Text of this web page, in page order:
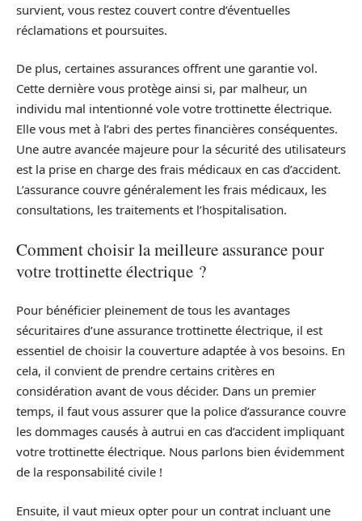
survient, vous restez couvert contre d’éventuelles
réclamations et poursuites.
De plus, certaines assurances offrent une garantie vol.
Cette dernière vous protège ainsi si, par malheur, un
individu mal intentionné vole votre trottinette électrique.
Elle vous met à l’abri des pertes financières conséquentes.
Une autre avancée majeure pour la sécurité des utilisateurs
est la prise en charge des frais médicaux en cas d’accident.
L’assurance couvre généralement les frais médicaux, les
consultations, les traitements et l’hospitalisation.
Comment choisir la meilleure assurance pour
votre trottinette électrique ?
Pour bénéficier pleinement de tous les avantages
sécuritaires d’une assurance trottinette électrique, il est
essentiel de choisir la couverture adaptée à vos besoins. En
cela, il convient de prendre certains critères en
considération avant de vous décider. Dans un premier
temps, il faut vous assurer que la police d’assurance couvre
les dommages causés à autrui en cas d’accident impliquant
votre trottinette électrique. Nous parlons bien évidemment
de la responsabilité civile !
Ensuite, il vaut mieux opter pour un contrat incluant une